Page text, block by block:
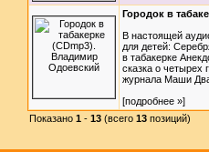
Городок в
В настоящей
для детей:
в табакерке
сказка о четырех
журнала Маши
[подробнее »]
Показано 1 - 13 (всего 13 позиций)